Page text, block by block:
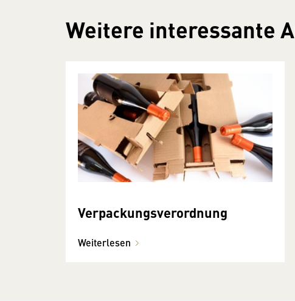
Weitere interessante
Verpackungsverordnung
Weiterlesen